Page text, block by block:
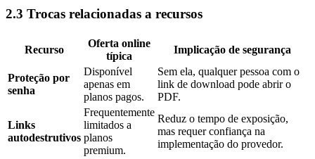
2.3 Trocas relacionadas a recursos
Recurso
Oferta online
típica
Implicação de segurança
Proteção por
senha
Disponível
apenas em
planos pagos.
Sem ela, qualquer pessoa com o
link de download pode abrir o
PDF.
Links
autodestrutivos
Frequentemente
limitados a
planos
premium.
Reduz o tempo de exposição,
mas requer confiança na
implementação do provedor.